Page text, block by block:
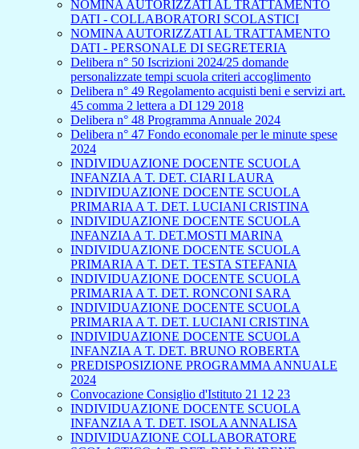
NOMINA AUTORIZZATI AL TRATTAMENTO
DATI - COLLABORATORI SCOLASTICI
NOMINA AUTORIZZATI AL TRATTAMENTO
DATI - PERSONALE DI SEGRETERIA
Delibera n° 50 Iscrizioni 2024/25 domande
personalizzate tempi scuola criteri accoglimento
Delibera n° 49 Regolamento acquisti beni e servizi art.
45 comma 2 lettera a DI 129 2018
Delibera n° 48 Programma Annuale 2024
Delibera n° 47 Fondo economale per le minute spese
2024
INDIVIDUAZIONE DOCENTE SCUOLA
INFANZIA A T. DET. CIARI LAURA
INDIVIDUAZIONE DOCENTE SCUOLA
PRIMARIA A T. DET. LUCIANI CRISTINA
INDIVIDUAZIONE DOCENTE SCUOLA
INFANZIA A T. DET.MOSTI MARINA
INDIVIDUAZIONE DOCENTE SCUOLA
PRIMARIA A T. DET. TESTA STEFANIA
INDIVIDUAZIONE DOCENTE SCUOLA
PRIMARIA A T. DET. RONCONI SARA
INDIVIDUAZIONE DOCENTE SCUOLA
PRIMARIA A T. DET. LUCIANI CRISTINA
INDIVIDUAZIONE DOCENTE SCUOLA
INFANZIA A T. DET. BRUNO ROBERTA
PREDISPOSIZIONE PROGRAMMA ANNUALE
2024
Convocazione Consiglio d'Istituto 21 12 23
INDIVIDUAZIONE DOCENTE SCUOLA
INFANZIA A T. DET. ISOLA ANNALISA
INDIVIDUAZIONE COLLABORATORE